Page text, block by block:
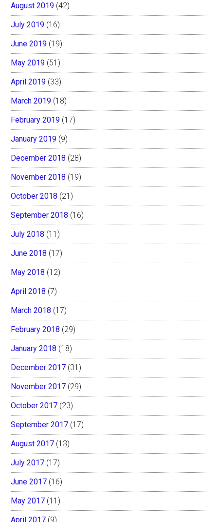
August 2019 (42)
July 2019 (16)
June 2019 (19)
May 2019 (51)
April 2019 (33)
March 2019 (18)
February 2019 (17)
January 2019 (9)
December 2018 (28)
November 2018 (19)
October 2018 (21)
September 2018 (16)
July 2018 (11)
June 2018 (17)
May 2018 (12)
April 2018 (7)
March 2018 (17)
February 2018 (29)
January 2018 (18)
December 2017 (31)
November 2017 (29)
October 2017 (23)
September 2017 (17)
August 2017 (13)
July 2017 (17)
June 2017 (16)
May 2017 (11)
April 2017 (9)